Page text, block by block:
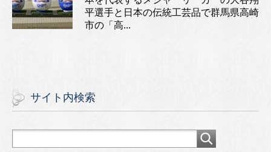
平選手と日本の伝統工芸品で群馬県高崎
市の「高...
サイト内検索